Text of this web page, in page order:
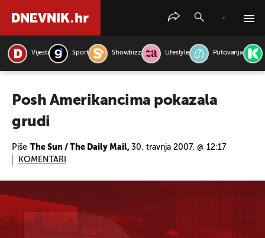
Vijesti Sport Showbizz Lifestyle Putovanja
Posh Amerikancima pokazala
grudi
Piše The Sun / The Daily Mail, 30. travnja 2007. @ 12:17
KOMENTARI
PRETRAŽITE VIJESTI